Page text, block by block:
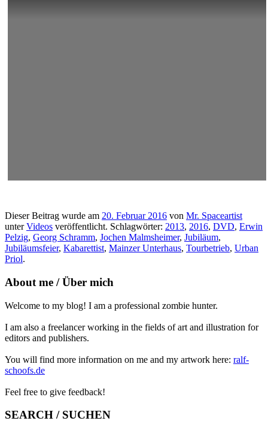
Dieser Beitrag wurde am 20. Februar 2016 von Mr. Spaceartist
unterVideos veröffentlicht. Schlagwörter: 2013, 2016, DVD, Erwin
Pelzig, Georg Schramm, Jochen Malmsheimer, Jubiläum,
Jubiläumsfeier, Kabarettist, Mainzer Unterhaus, Tourbetrieb, Urban
Priol.
About me / Über mich
Welcome to my blog! I am a professional zombie hunter.
I am also a freelancer working in the fields of art and illustration for
editors and publishers.
You will find more information on me and my artwork here: ralf-
schoofs.de
Feel free to give feedback!
SEARCH / SUCHEN